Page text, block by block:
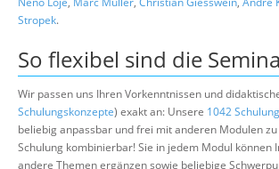
Stropek.
So flexibel sind die
Wir passen uns Ihren Vorkenntnissen und
Schulungskonzepte) exakt an: Unsere 1042
beliebig anpassbar und frei mit anderen Modulen
Schulung kombinierbar! Sie in jedem Modul können
andere Themen ergänzen sowie beliebige